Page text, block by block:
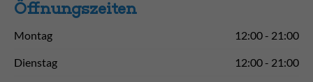
Öffnungs­zeiten
Montag 12:00 - 21:00
Dienstag 12:00 - 21:00